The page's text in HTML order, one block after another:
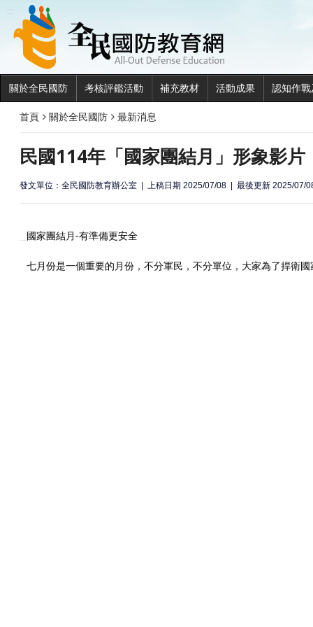
:::
關於全民國防 考核評鑑活動 補充教材 活動成果 認知作
首頁 關於全民國防 最新消息
民國114年「國家團結月」形象影片
發文單位：全民國防教育辦公室 上稿日期 2025/07/08 最後更新 2025/07/
國家團結月-有準備更安全
七月份是一個重要的月份，不分軍民，不分單位，大家為了捍衛